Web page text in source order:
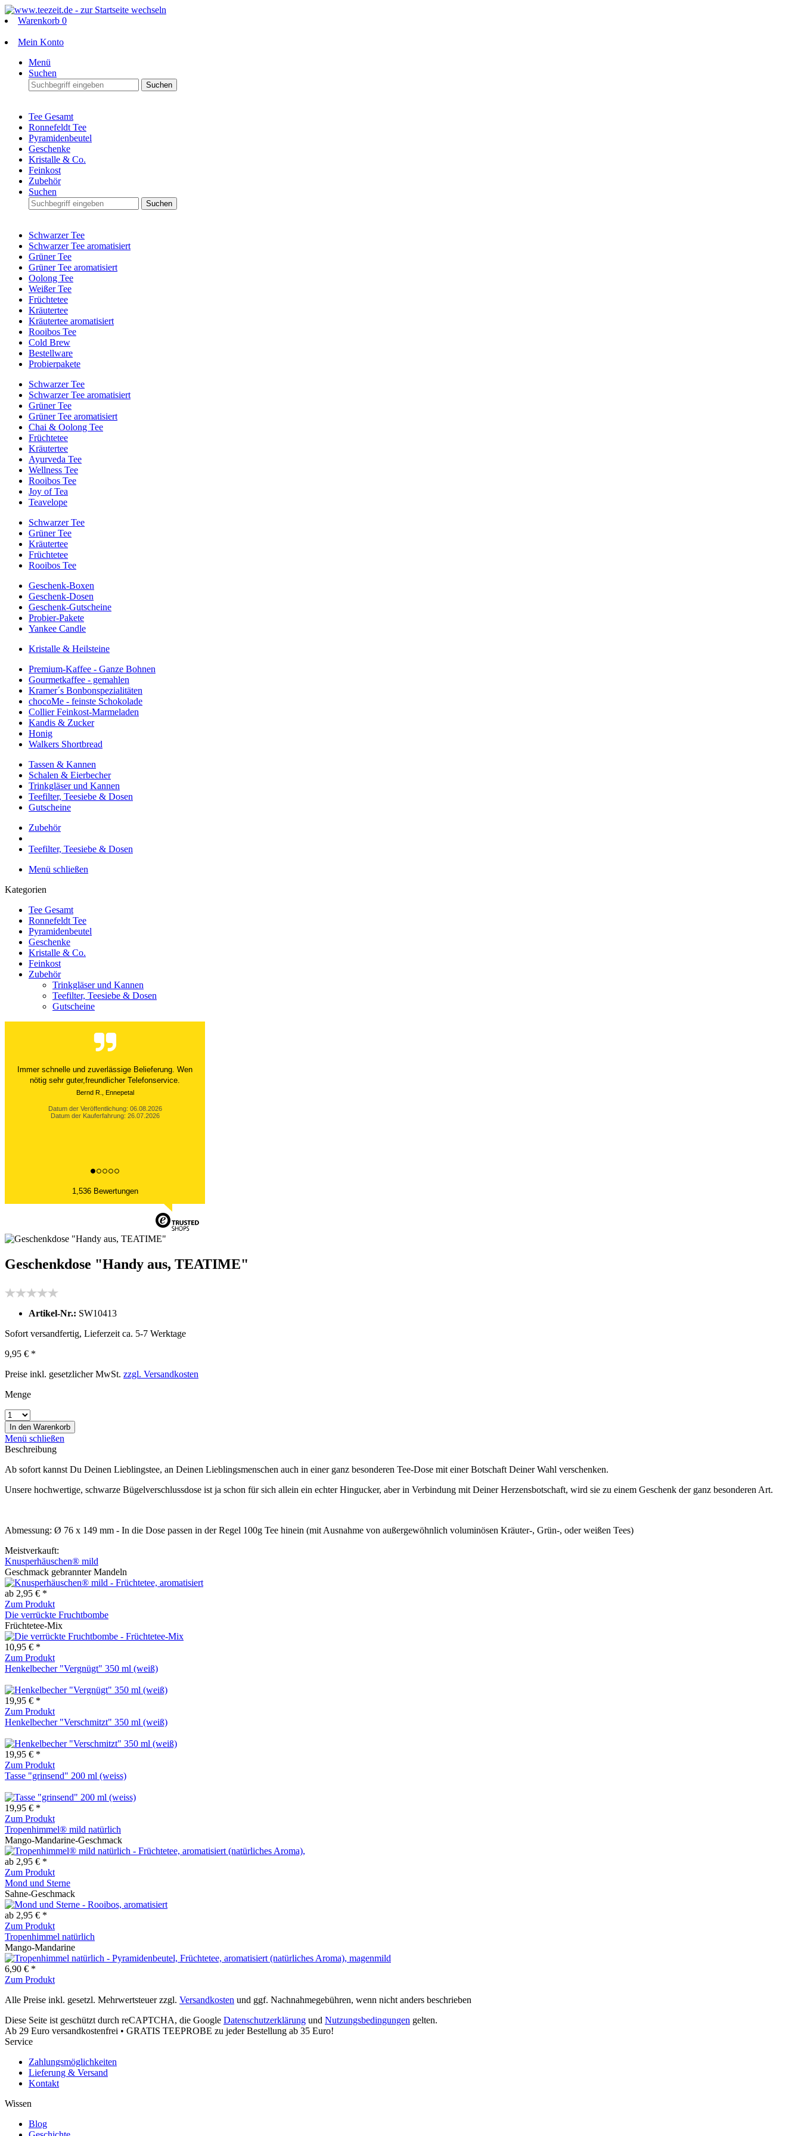
Warenkorb 0
Mein Konto
Menü
Suchen
Suchen
Tee Gesamt
Ronnefeldt Tee
Pyramidenbeutel
Geschenke
Kristalle & Co.
Feinkost
Zubehör
Suchen
Suchen
Schwarzer Tee
Schwarzer Tee aromatisiert
Grüner Tee
Grüner Tee aromatisiert
Oolong Tee
Weißer Tee
Früchtetee
Kräutertee
Kräutertee aromatisiert
Rooibos Tee
Cold Brew
Bestellware
Probierpakete
Schwarzer Tee
Schwarzer Tee aromatisiert
Grüner Tee
Grüner Tee aromatisiert
Chai & Oolong Tee
Früchtetee
Kräutertee
Ayurveda Tee
Wellness Tee
Rooibos Tee
Joy of Tea
Teavelope
Schwarzer Tee
Grüner Tee
Kräutertee
Früchtetee
Rooibos Tee
Geschenk-Boxen
Geschenk-Dosen
Geschenk-Gutscheine
Probier-Pakete
Yankee Candle
Kristalle & Heilsteine
Premium-Kaffee - Ganze Bohnen
Gourmetkaffee - gemahlen
Kramer´s Bonbonspezialitäten
chocoMe - feinste Schokolade
Collier Feinkost-Marmeladen
Kandis & Zucker
Honig
Walkers Shortbread
Tassen & Kannen
Schalen & Eierbecher
Trinkgläser und Kannen
Teefilter, Teesiebe & Dosen
Gutscheine
Zubehör
Teefilter, Teesiebe & Dosen
Menü schließen
Kategorien
Tee Gesamt
Ronnefeldt Tee
Pyramidenbeutel
Geschenke
Kristalle & Co.
Feinkost
Zubehör
Trinkgläser und Kannen
Teefilter, Teesiebe & Dosen
Gutscheine
Immer schnelle und zuverlässige Belieferung. Wen
nötig sehr guter,freundlicher Telefonservice.
Bernd R., Ennepetal
Datum der Veröffentlichung: 06.08.2026
Datum der Kauferfahrung: 26.07.2026
1,536 Bewertungen
Geschenkdose "Handy aus, TEATIME"
Artikel-Nr.: SW10413
Sofort versandfertig, Lieferzeit ca. 5-7 Werktage
9,95 € *
Preise inkl. gesetzlicher MwSt. zzgl. Versandkosten
Menge
In den Warenkorb
Menü schließen
Beschreibung
Ab sofort kannst Du Deinen Lieblingstee, an Deinen Lieblingsmenschen auch in einer ganz besonderen Tee-Dose mit einer Botschaft Deiner Wahl verschenken.
Unsere hochwertige, schwarze Bügelverschlussdose ist ja schon für sich allein ein echter Hingucker, aber in Verbindung mit Deiner Herzensbotschaft, wird sie zu einem Geschenk der ganz besonderen Art.
Abmessung: Ø 76 x 149 mm - In die Dose passen in der Regel 100g Tee hinein (mit Ausnahme von außergewöhnlich voluminösen Kräuter-, Grün-, oder weißen Tees)
Meistverkauft:
Knusperhäuschen® mild
Geschmack gebrannter Mandeln
ab 2,95 € *
Zum Produkt
Die verrückte Fruchtbombe
Früchtetee-Mix
10,95 € *
Zum Produkt
Henkelbecher "Vergnügt" 350 ml (weiß)
19,95 € *
Zum Produkt
Henkelbecher "Verschmitzt" 350 ml (weiß)
19,95 € *
Zum Produkt
Tasse "grinsend" 200 ml (weiss)
19,95 € *
Zum Produkt
Tropenhimmel® mild natürlich
Mango-Mandarine-Geschmack
ab 2,95 € *
Zum Produkt
Mond und Sterne
Sahne-Geschmack
ab 2,95 € *
Zum Produkt
Tropenhimmel natürlich
Mango-Mandarine
6,90 € *
Zum Produkt
Alle Preise inkl. gesetzl. Mehrwertsteuer zzgl. Versandkosten und ggf. Nachnahmegebühren, wenn nicht anders beschrieben
Diese Seite ist geschützt durch reCAPTCHA, die Google Datenschutzerklärung und Nutzungsbedingungen gelten.
Ab 29 Euro versandkostenfrei • GRATIS TEEPROBE zu jeder Bestellung ab 35 Euro!
Service
Zahlungsmöglichkeiten
Lieferung & Versand
Kontakt
Wissen
Blog